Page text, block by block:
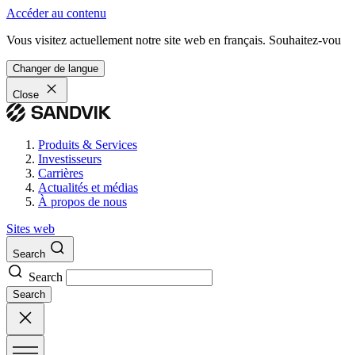
Accéder au contenu
Vous visitez actuellement notre site web en français. Souhaitez-
Changer de langue
Close
Produits & Services
Investisseurs
Carrières
Actualités et médias
À propos de nous
Sites web
Search
Search
Search